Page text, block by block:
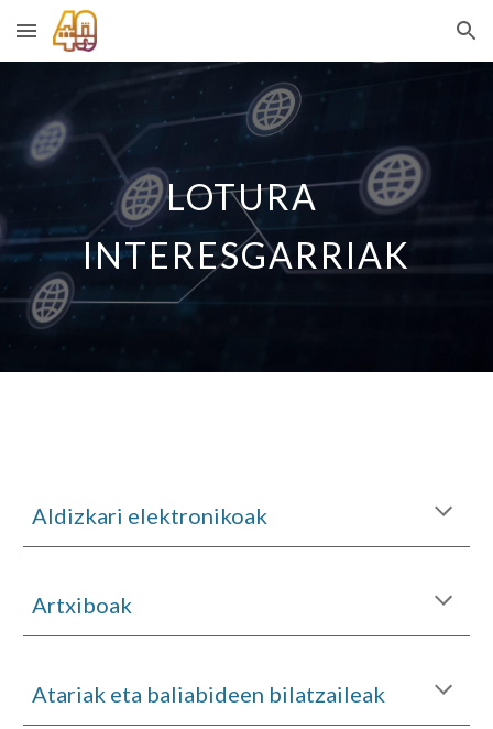
Skip to main content Skip to navigation
LOTURA
INTERESGARRIAK
Aldizkari elektronikoak
Artxiboak
Atariak eta baliabideen bilatzaileak